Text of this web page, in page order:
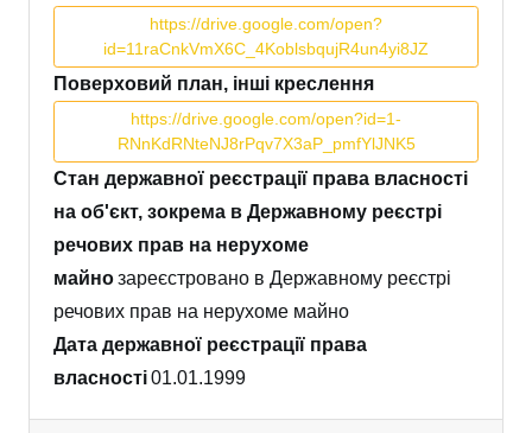
https://drive.google.com/open?
id=11raCnkVmX6C_4KoblsbqujR4un4yi8JZ
Поверховий план, інші креслення
https://drive.google.com/open?id=1-
RNnKdRNteNJ8rPqv7X3aP_pmfYlJNK5
Стан державної реєстрації права власності
на об'єкт, зокрема в Державному реєстрі
речових прав на нерухоме
майнозареєстровано в Державному реєстрі
речових прав на нерухоме майно
Дата державної реєстрації права
власності01.01.1999